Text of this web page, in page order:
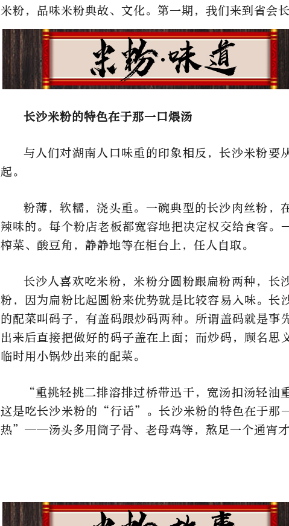
米粉，品味米粉典故、文化。第一期，我们来到省
长沙米粉的特色在于那一口煨汤
与人们对湖南人口味重的印象相反，长沙米粉要
起。
粉薄，软糯，浇头重。一碗典型的长沙肉丝粉，
辣味的。每个粉店老板都宽容地把决定权交给食客。
榨菜、酸豆角，静静地等在柜台上，任人自取。
长沙人喜欢吃米粉，米粉分圆粉跟扁粉两种，长
粉，因为扁粉比起圆粉来优势就是比较容易入味。长
的配菜叫码子，有盖码跟炒码两种。所谓盖码就是事
出来后直接把做好的码子盖在上面；而炒码，顾名思
临时用小锅炒出来的配菜。
“重挑轻挑二排溶排过桥带迅干，宽汤扣汤轻油
这是吃长沙米粉的“行话”。长沙米粉的特色在于那
热”——汤头多用筒子骨、老母鸡等，熬足一个通宵才